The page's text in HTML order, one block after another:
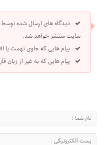
دیدگاه های ارسال شده
سایت منتشر خواهد شد.
پیام هایی که حاوی تهمت یا
پیام هایی که به غیر از